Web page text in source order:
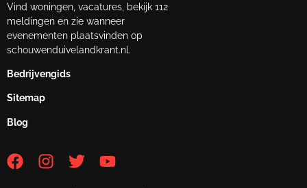
Vind woningen, vacatures, bekijk 112
meldingen en zie wanneer
evenementen plaatsvinden op
schouwenduivelandkrant.nl.
Bedrijvengids
Sitemap
Blog